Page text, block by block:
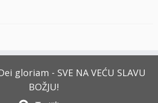
gloriam - SVE NA VEĆU SLAVU
BOŽJU!